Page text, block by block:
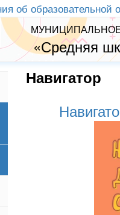
об образовательной
«Средняя
Навигатор